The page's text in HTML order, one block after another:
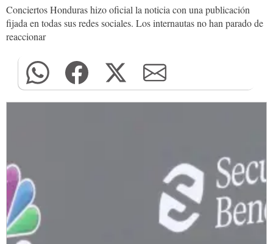
Conciertos Honduras hizo oficial la noticia con una publicación
fijada en todas sus redes sociales. Los internautas no han parado de
reaccionar